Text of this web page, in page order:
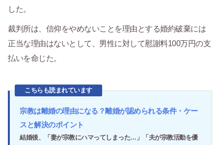
した。
裁判所は、信仰をやめないことを理由とする婚約破棄には
正当な理由はないとして、男性に対して慰謝料100万円の支
払いを命じた。
こちらも読まれています
宗教は離婚の理由になる？離婚が認められる条件・ケー
スと解決のポイント
結婚後、「妻が宗教にハマってしまった…」「夫が宗教活動を優